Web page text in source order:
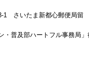
1 さいたま新都心郵便局留
・普及部ハートフル事務局」